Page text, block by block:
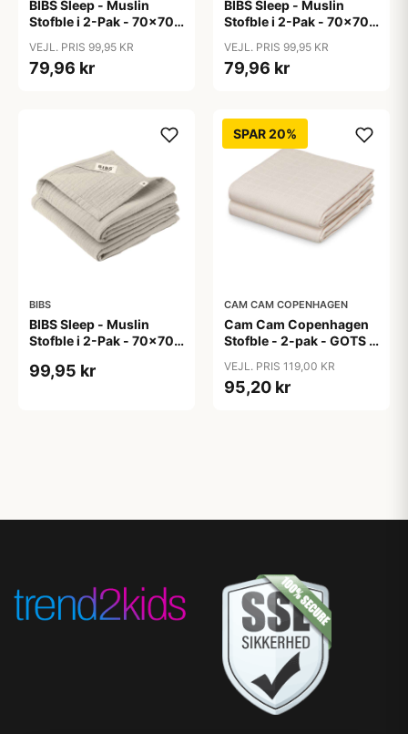
BIBS Sleep - Muslin
Stofble i 2-Pak - 70x70
VEJL. PRIS 99,95 KR
79,96 kr
BIBS Sleep - Muslin
Stofble i 2-Pak - 70x70
VEJL. PRIS 99,95 KR
79,96 kr
BIBS
BIBS Sleep - Muslin
Stofble i 2-Pak - 70x70
99,95 kr
SPAR 20%
CAM CAM COPENHAGEN
Cam Cam Copenhagen
Stofble - 2-pak - GOTS -
VEJL. PRIS 119,00 KR
95,20 kr